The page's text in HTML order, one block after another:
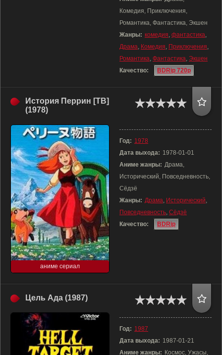
Комедия, Приключения,
Романтика, Фантастика, Экшен
Жанры: комедия, фантастика,
Драма, Комедия, Приключения,
Романтика, Фантастика, Экшен
Качество:
BDRip 720p
История Перрин [ТВ]
(1978)
аниме сериал
Год: 1978
Дата выхода: 1978-01-01
Аниме жанры: Драма,
Исторический, Повседневность,
Сёдзё
Жанры: Драма, Исторический,
Повседневность, Сёдзё
Качество:
BDRip
Цель Ада (1987)
Год: 1987
Дата выхода: 1987-01-21
Аниме жанры: Космос, Ужасы,